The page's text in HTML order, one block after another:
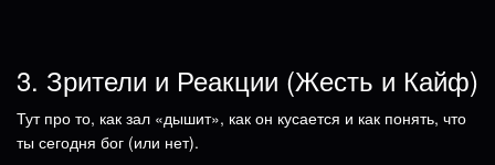
3. Зрители и Реакции (Жесть и Кайф)
Тут про то, как зал «дышит», как он кусается и как понять, что
ты сегодня бог (или нет).